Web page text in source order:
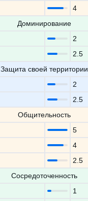
4
Доминирование
2
2.5
Защита своей территории
2
2.5
Общительность
5
4
2.5
Сосредоточенность
1